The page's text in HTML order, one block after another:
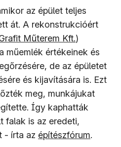
az épület teljes
át. A rekonstrukcióért
ablakban nyílik meg)
Műterem Kft.)
műemlék értékeinek és
de az épületet
és kijavítására is. Ezt
meg, munkájukat
Így kaphatták
falak is az eredeti,
- írta az (új ablakban nyílik
építészfórum.